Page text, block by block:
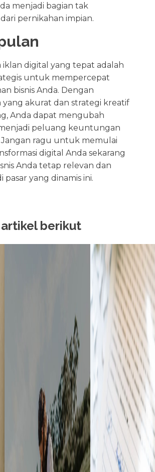
menjadi bagian tak
pernikahan impian.
iklan digital yang tepat adalah
untuk mempercepat
bisnis Anda. Dengan
akurat dan strategi kreatif
Anda dapat mengubah
peluang keuntungan
Jangan ragu untuk memulai
digital Anda sekarang
Anda tetap relevan dan
pasar yang dinamis ini.
berikut